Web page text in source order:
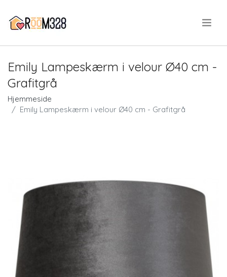
Emily Lampeskærm i velour Ø40 cm -
Grafitgrå
Hjemmeside
Emily Lampeskærm i velour Ø40 cm - Grafitgrå